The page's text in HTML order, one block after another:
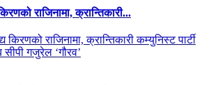
राजिनामा, क्रान्तिकारी...